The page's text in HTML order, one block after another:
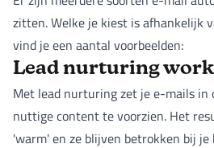
zitten. Welke je kiest is afhankelijk
vind je een aantal voorbeelden:
Lead nurturing
Met lead nurturing zet je e-mails in
nuttige content te voorzien. Het
'warm' en ze blijven betrokken bij je